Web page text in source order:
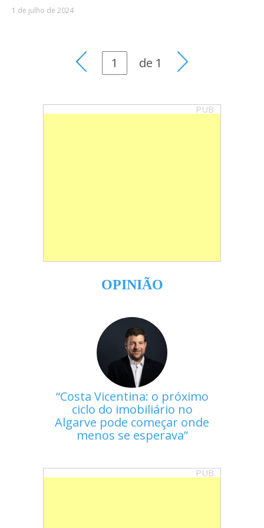
1 de julho de 2024
de 1
PUB
OPINIÃO
Costa Vicentina: o próximo
ciclo do imobiliário no
Algarve pode começar onde
menos se esperava
PUB